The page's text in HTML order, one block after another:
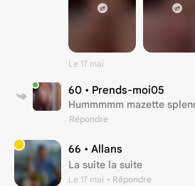
Le 17 mai
60 • Prends-moi05
Hummmmm mazette
Répondre
66 • Allans
La suite la suite
Le 17 mai • Répondre